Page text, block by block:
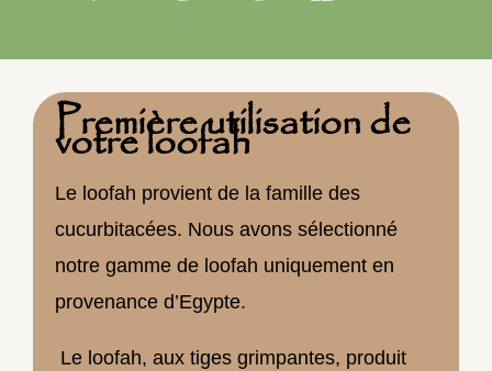
Première utilisation de
votre loofah
Le loofah provient de la famille des
cucurbitacées. Nous avons sélectionné
notre gamme de loofah uniquement en
provenance d’Egypte.
Le loofah, aux tiges grimpantes, produit